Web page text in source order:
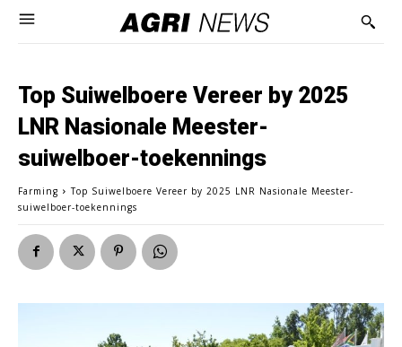
Top Suiwelboere Vereer by 2025
LNR Nasionale Meester-
suiwelboer-toekennings
Farming
Top Suiwelboere Vereer by 2025 LNR Nasionale Meester-
suiwelboer-toekennings